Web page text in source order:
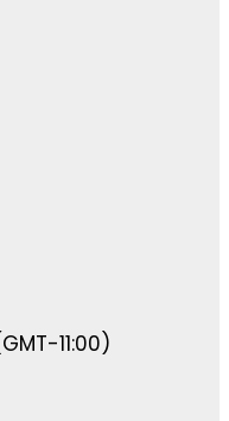
11:00)